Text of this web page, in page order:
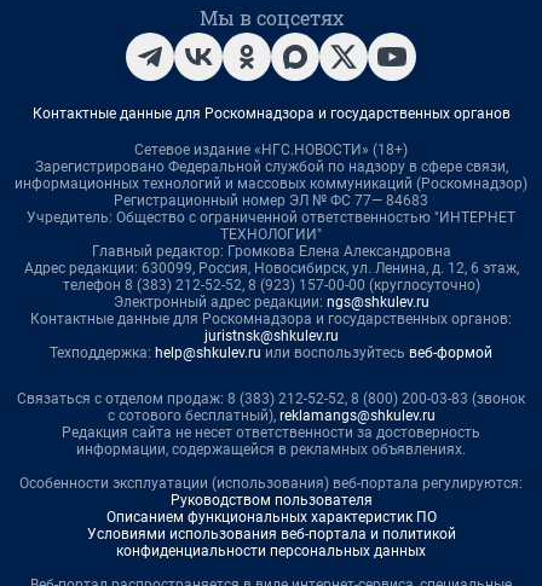
Мы в соцсетях
Контактные данные для Роскомнадзора и государственных органов
Сетевое издание «НГС.НОВОСТИ» (18+)
Зарегистрировано Федеральной службой по надзору в сфере связи,
информационных технологий и массовых коммуникаций (Роскомнадзор)
Регистрационный номер ЭЛ № ФС 77— 84683
Учредитель: Общество с ограниченной ответственностью "ИНТЕРНЕТ
ТЕХНОЛОГИИ"
Главный редактор: Громкова Елена Александровна
Адрес редакции: 630099, Россия, Новосибирск, ул. Ленина, д. 12, 6 этаж,
телефон 8 (383) 212-52-52, 8 (923) 157-00-00 (круглосуточно)
Электронный адрес редакции: ngs@shkulev.ru
Контактные данные для Роскомнадзора и государственных органов:
juristnsk@shkulev.ru
Техподдержка: help@shkulev.ru или воспользуйтесь веб-формой
Связаться с отделом продаж: 8 (383) 212-52-52, 8 (800) 200-03-83 (звонок
с сотового бесплатный), reklamangs@shkulev.ru
Редакция сайта не несет ответственности за достоверность
информации, содержащейся в рекламных объявлениях.
Особенности эксплуатации (использования) веб-портала регулируются:
Руководством пользователя
Описанием функциональных характеристик ПО
Условиями использования веб-портала и политикой
конфиденциальности персональных данных